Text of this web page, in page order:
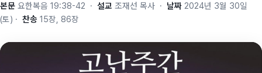
본문 요한복음 19:38-42 · 설교 조재선 목사 · 날짜 2024년 3월 30일
(토) · 찬송 15장, 86장